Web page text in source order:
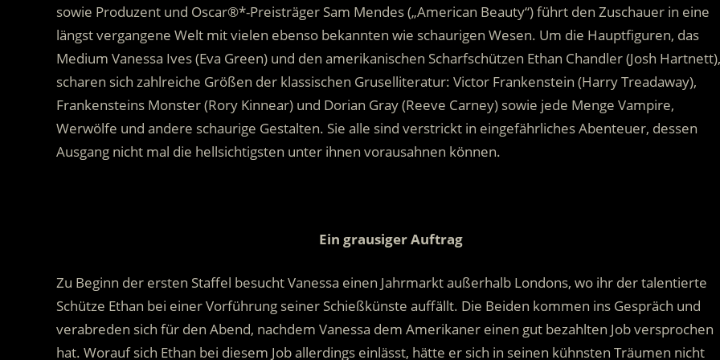
sowie Produzent und Oscar®*-Preisträger Sam Mendes („American Beauty“) führt den Zuschauer in eine
längst vergangene Welt mit vielen ebenso bekannten wie schaurigen Wesen. Um die Hauptfiguren, das
Medium Vanessa Ives (Eva Green) und den amerikanischen Scharfschützen Ethan Chandler (Josh Hartnett),
scharen sich zahlreiche Größen der klassischen Gruselliteratur: Victor Frankenstein (Harry Treadaway),
Frankensteins Monster (Rory Kinnear) und Dorian Gray (Reeve Carney) sowie jede Menge Vampire,
Werwölfe und andere schaurige Gestalten. Sie alle sind verstrickt in eingefährliches Abenteuer, dessen
Ausgang nicht mal die hellsichtigsten unter ihnen vorausahnen können.
Ein grausiger Auftrag
Zu Beginn der ersten Staffel besucht Vanessa einen Jahrmarkt außerhalb Londons, wo ihr der talentierte
Schütze Ethan bei einer Vorführung seiner Schießkünste auffällt. Die Beiden kommen ins Gespräch und
verabreden sich für den Abend, nachdem Vanessa dem Amerikaner einen gut bezahlten Job versprochen
hat. Worauf sich Ethan bei diesem Job allerdings einlässt, hätte er sich in seinen kühnsten Träumen nicht